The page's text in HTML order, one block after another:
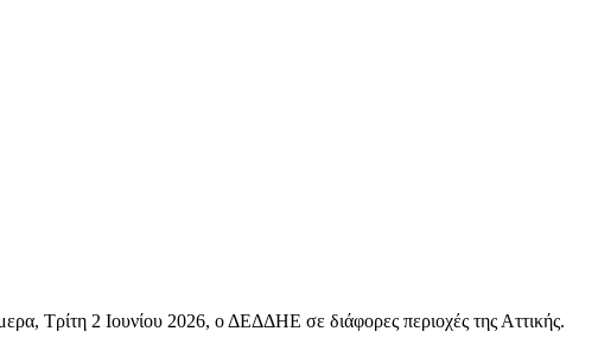
Τρίτη 2 Ιουνίου 2026, ο ΔΕΔΔΗΕ σε διάφορες περιοχές της Αττικής.